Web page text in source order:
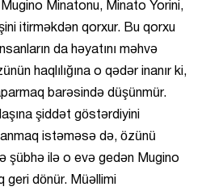
Minatonu, Minato Yorini,
itirməkdən qorxur. Bu qorxu
da həyatını məhvə
haqlılığına o qədər inanır ki,
barəsində düşünmür.
şiddət göstərdiyini
istəməsə də, özünü
şübhə ilə o evə gedən Mugino
geri dönür. Müəllimi